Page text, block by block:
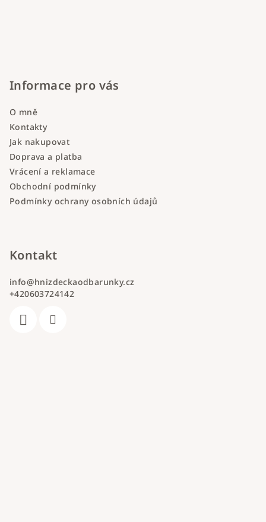
Informace pro vás
O mně
Kontakty
Jak nakupovat
Doprava a platba
Vrácení a reklamace
Obchodní podmínky
Podmínky ochrany osobních údajů
Kontakt
info@hnizdeckaodbarunky.cz
+420603724142